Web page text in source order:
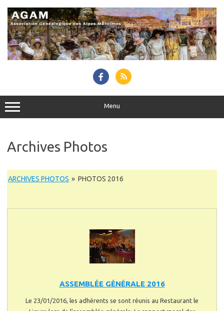
content
Menu
Archives Photos
ARCHIVES PHOTOS » PHOTOS 2016
ASSEMBLÉE GÉNÉRALE 2016
Le 23/01/2016, les adhérents se sont réunis au Restaurant le